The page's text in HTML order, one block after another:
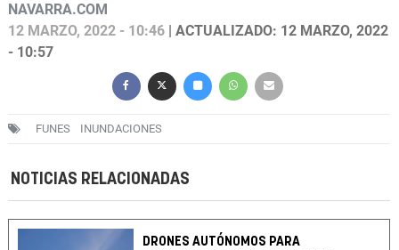
NAVARRA.COM
12 MARZO, 2022 - 10:46 | ACTUALIZADO: 12 MARZO, 2022
- 10:57
FUNES INUNDACIONES
NOTICIAS RELACIONADAS
DRONES AUTÓNOMOS PARA